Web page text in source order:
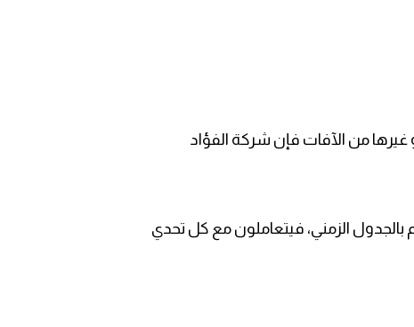
غيرها من الآفات فإن شركة الفؤاد
بالجدول الزمني، فيتعاملون مع كل تحدي